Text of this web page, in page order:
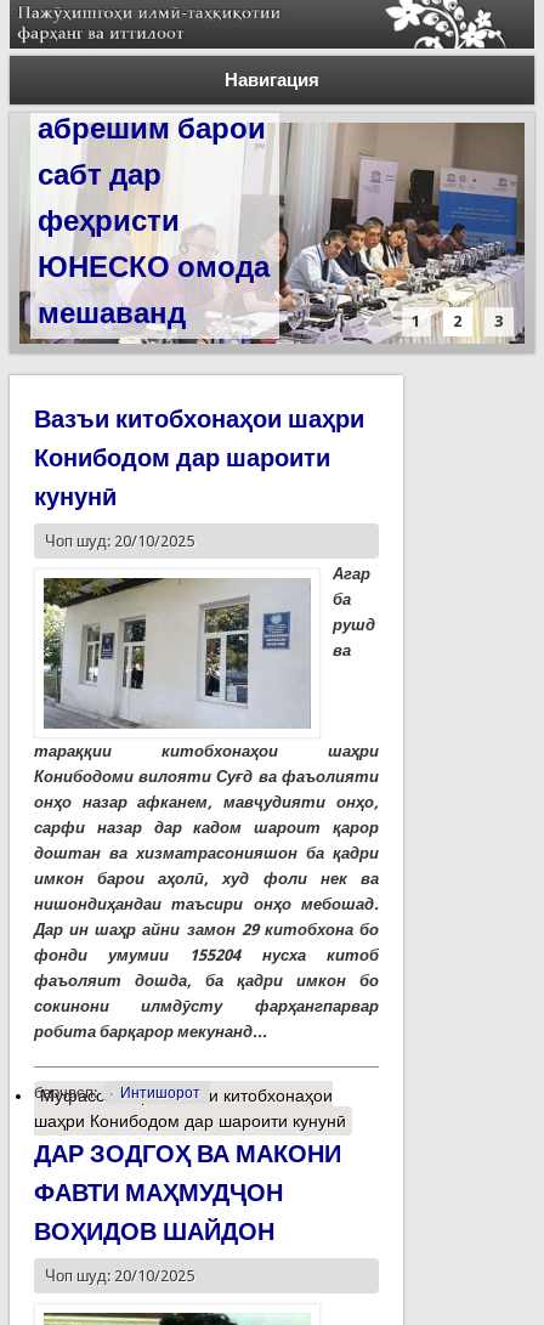
Навигация
Силсилаи
ёдгориҳои роҳи
абрешим барои
сабт дар
феҳристи
ЮНЕСКО омода
мешаванд
1 2 3
Вазъи китобхонаҳои шаҳри
Конибодом дар шароити
кунунӣ
Чоп шуд: 20/10/2025
Агар
ба
рушд
ва
тараққии китобхонаҳои шаҳри
Конибодоми вилояти Суғд ва фаъолияти
онҳо назар афканем, мавҷудияти онҳо,
сарфи назар дар кадом шароит қарор
доштан ва хизматрасонияшон ба қадри
имкон барои аҳолӣ, худ фоли нек ва
нишондиҳандаи таъсири онҳо мебошад.
Дар ин шаҳр айни замон 29 китобхона бо
фонди умумии 155204 нусха китоб
фаъоляит дошда, ба қадри имкон бо
сокинони илмдӯсту фарҳангпарвар
робита барқарор мекунанд...
барчасп: Интишорот
Муфассалтаро Вазъи китобхонаҳои
шаҳри Конибодом дар шароити кунунӣ
ДАР ЗОДГОҲ ВА МАКОНИ
ФАВТИ МАҲМУДҶОН
ВОҲИДОВ ШАЙДОН
Чоп шуд: 20/10/2025